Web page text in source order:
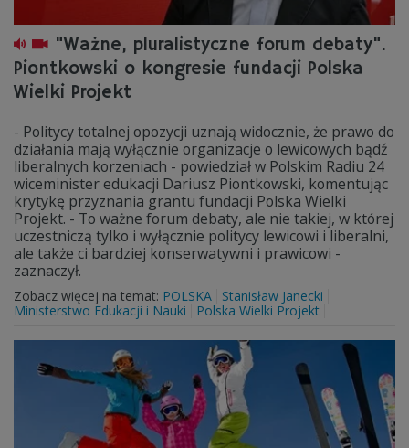
"Ważne, pluralistyczne forum debaty".
Piontkowski o kongresie fundacji Polska
Wielki Projekt
- Politycy totalnej opozycji uznają widocznie, że prawo do
działania mają wyłącznie organizacje o lewicowych bądź
liberalnych korzeniach - powiedział w Polskim Radiu 24
wiceminister edukacji Dariusz Piontkowski, komentując
krytykę przyznania grantu fundacji Polska Wielki
Projekt. - To ważne forum debaty, ale nie takiej, w której
uczestniczą tylko i wyłącznie politycy lewicowi i liberalni,
ale także ci bardziej konserwatywni i prawicowi -
zaznaczył.
Zobacz więcej na temat: POLSKA
Stanisław Janecki
Ministerstwo Edukacji i Nauki
Polska Wielki Projekt